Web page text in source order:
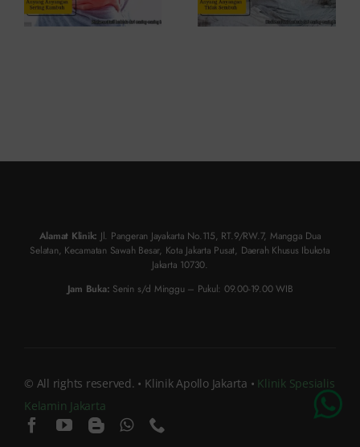
Alamat Klinik: Jl. Pangeran Jayakarta No.115, RT.9/RW.7, Mangga Dua
Selatan, Kecamatan Sawah Besar, Kota Jakarta Pusat, Daerah Khusus Ibukota
Jakarta 10730.
Jam Buka: Senin s/d Minggu – Pukul: 09.00-19.00 WIB
© All rights reserved. • Klinik Apollo Jakarta • Klinik Spesialis
Kelamin Jakarta